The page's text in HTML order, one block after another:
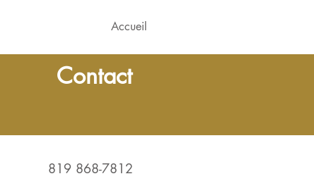
Accueil
Contact
819 868-7812